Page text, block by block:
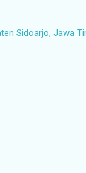
Sidoarjo, Jawa